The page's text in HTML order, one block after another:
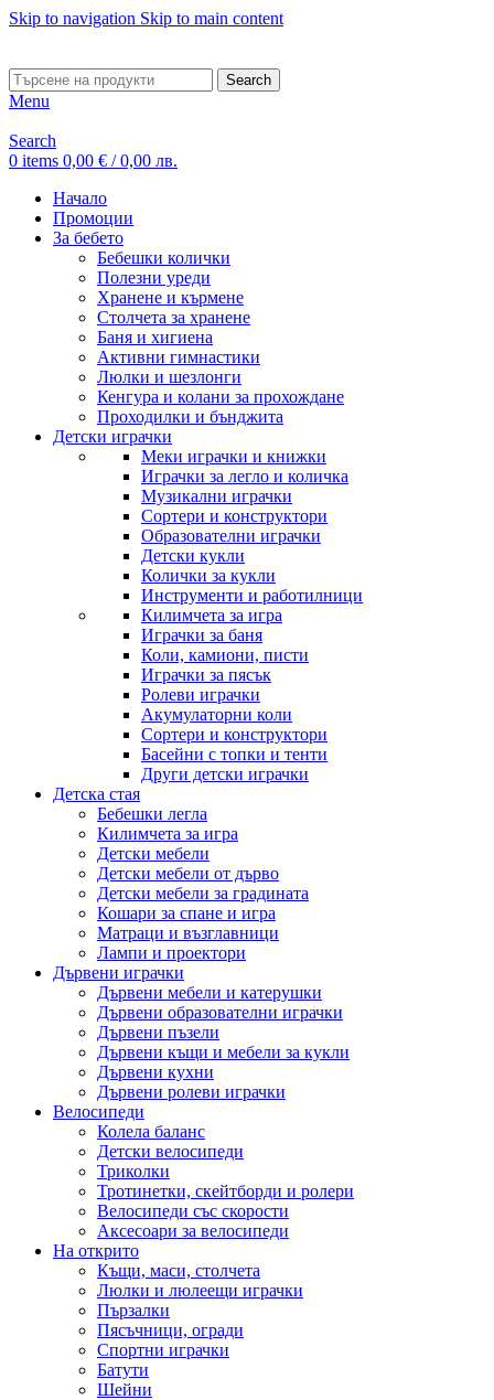
Skip to navigation Skip to main content
Search
Menu
Search
0 items 0,00 € / 0,00 лв.
Начало
Промоции
За бебето
Бебешки колички
Полезни уреди
Хранене и кърмене
Столчета за хранене
Баня и хигиена
Активни гимнастики
Люлки и шезлонги
Кенгура и колани за прохождане
Проходилки и бънджита
Детски играчки
Меки играчки и книжки
Играчки за легло и количка
Музикални играчки
Сортери и конструктори
Образователни играчки
Детски кукли
Колички за кукли
Инструменти и работилници
Килимчета за игра
Играчки за баня
Коли, камиони, писти
Играчки за пясък
Ролеви играчки
Акумулаторни коли
Сортери и конструктори
Басейни с топки и тенти
Други детски играчки
Детска стая
Бебешки легла
Килимчета за игра
Детски мебели
Детски мебели от дърво
Детски мебели за градината
Кошари за спане и игра
Матраци и възглавници
Лампи и проектори
Дървени играчки
Дървени мебели и катерушки
Дървени образователни играчки
Дървени пъзели
Дървени къщи и мебели за кукли
Дървени кухни
Дървени ролеви играчки
Велосипеди
Колела баланс
Детски велосипеди
Триколки
Тротинетки, скейтборди и ролери
Велосипеди със скорости
Аксесоари за велосипеди
На открито
Къщи, маси, столчета
Люлки и люлеещи играчки
Пързалки
Пясъчници, огради
Спортни играчки
Батути
Шейни